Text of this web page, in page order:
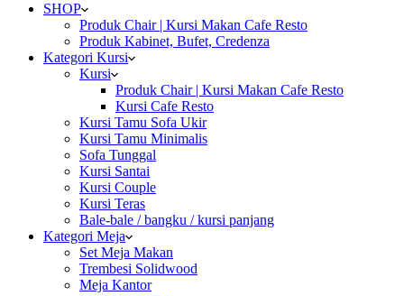
SHOP
Produk Chair | Kursi Makan Cafe Resto
Produk Kabinet, Bufet, Credenza
Kategori Kursi
Kursi
Produk Chair | Kursi Makan Cafe Resto
Kursi Cafe Resto
Kursi Tamu Sofa Ukir
Kursi Tamu Minimalis
Sofa Tunggal
Kursi Santai
Kursi Couple
Kursi Teras
Bale-bale / bangku / kursi panjang
Kategori Meja
Set Meja Makan
Trembesi Solidwood
Meja Kantor